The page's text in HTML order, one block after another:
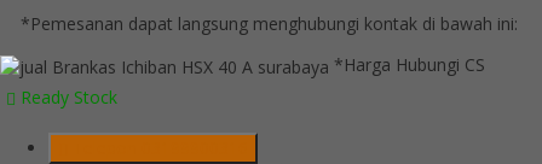
*Pemesanan dapat langsung menghubungi kontak di bawah ini:
*Harga Hubungi CS
Ready Stock